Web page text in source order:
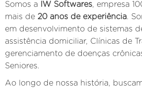
Somos a IW Softwares, empresa
mais de 20 anos de experiência.
em desenvolvimento de sistemas
assistência domiciliar, Clínicas de
gerenciamento de doenças
Seniores.
Ao longo de nossa história,